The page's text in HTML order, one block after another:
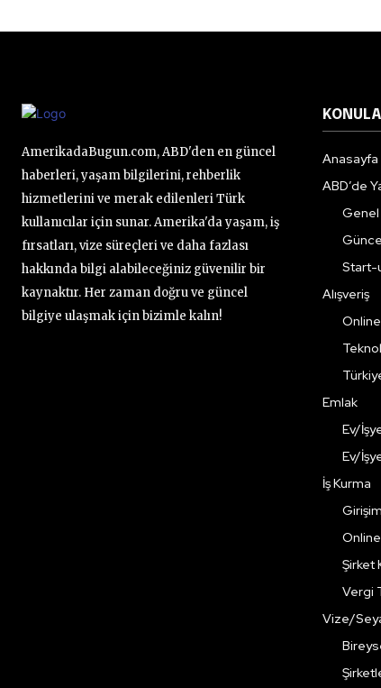
AmerikadaBugun.com, ABD'den en güncel
haberleri, yaşam bilgilerini, rehberlik
hizmetlerini ve merak edilenleri Türk
kullanıcılar için sunar. Amerika'da yaşam, iş
fırsatları, vize süreçleri ve daha fazlası
hakkında bilgi alabileceğiniz güvenilir bir
kaynaktır. Her zaman doğru ve güncel
bilgiye ulaşmak için bizimle kalın!
Anasayfa
ABD’de
Genel
Start-
Alışveriş
Online
Emlak
Ev/
Ev/
İş Kurma
Şirket
Vergi
Vize/